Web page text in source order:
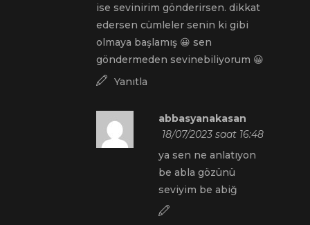
ise sevinirim gönderirsen. dikkat
edersen cümleler senin ki gibi
olmaya başlamış 😀 sen
göndermeden sevinebiliyorum 😀
Yanıtla
abbasyanakasan
18/07/2023 saat 16:48
ya sen ne anlatıyon
be abla gözünü
seviyim be abiğ